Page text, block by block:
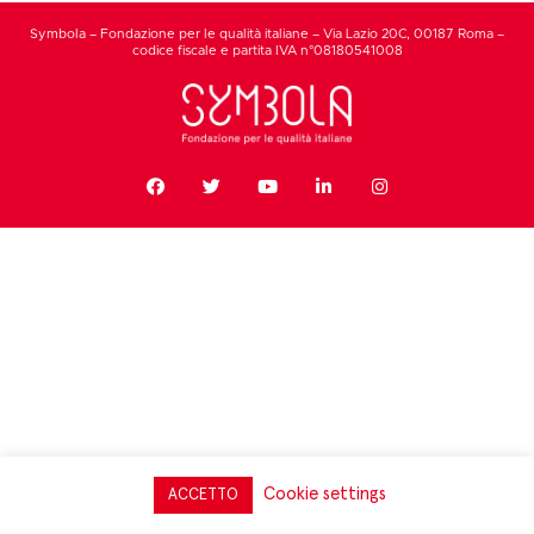
Symbola – Fondazione per le qualità italiane – Via Lazio 20C, 00187 Roma –
codice fiscale e partita IVA n°08180541008
ACCETTO Cookie settings